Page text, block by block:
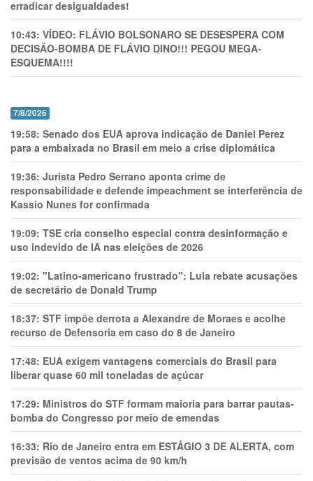
erradicar desigualdades!
10:43: VÍDEO: FLÁVIO BOLSONARO SE DESESPERA COM
DECISÃO-BOMBA DE FLÁVIO DINO!!! PEGOU MEGA-
ESQUEMA!!!!
7/8/2026
19:58: Senado dos EUA aprova indicação de Daniel Perez
para a embaixada no Brasil em meio a crise diplomática
19:36: Jurista Pedro Serrano aponta crime de
responsabilidade e defende impeachment se interferência de
Kassio Nunes for confirmada
19:09: TSE cria conselho especial contra desinformação e
uso indevido de IA nas eleições de 2026
19:02: "Latino-americano frustrado": Lula rebate acusações
de secretário de Donald Trump
18:37: STF impõe derrota a Alexandre de Moraes e acolhe
recurso de Defensoria em caso do 8 de Janeiro
17:48: EUA exigem vantagens comerciais do Brasil para
liberar quase 60 mil toneladas de açúcar
17:29: Ministros do STF formam maioria para barrar pautas-
bomba do Congresso por meio de emendas
16:33: Rio de Janeiro entra em ESTÁGIO 3 DE ALERTA, com
previsão de ventos acima de 90 km/h